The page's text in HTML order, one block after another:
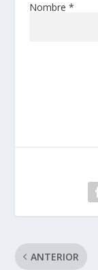
Nombre *
ANTERIOR